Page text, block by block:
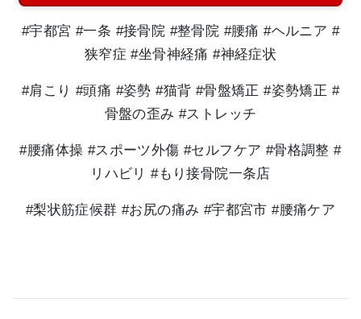
#宇都宮 #一条 #接骨院 #整骨院 #腰痛 #ヘルニア #
狭窄症 #坐骨神経痛 #神経症状
#肩こり #頭痛 #姿勢 #猫背 #骨盤矯正 #姿勢矯正 #
骨盤の歪み #ストレッチ
#腰痛体操 #スポーツ外傷 #セルフケア #骨格調整 #
リハビリ #もり接骨院一条店
#梨状筋症候群 #お尻の痛み #宇都宮市 #腰痛ケア